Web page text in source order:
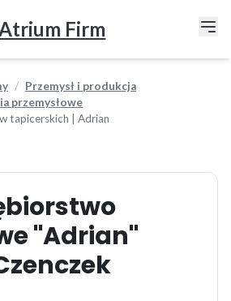
Firm
Przemysł i produkcja
przemysłowe
tapicerskich | Adrian
"Adrian"